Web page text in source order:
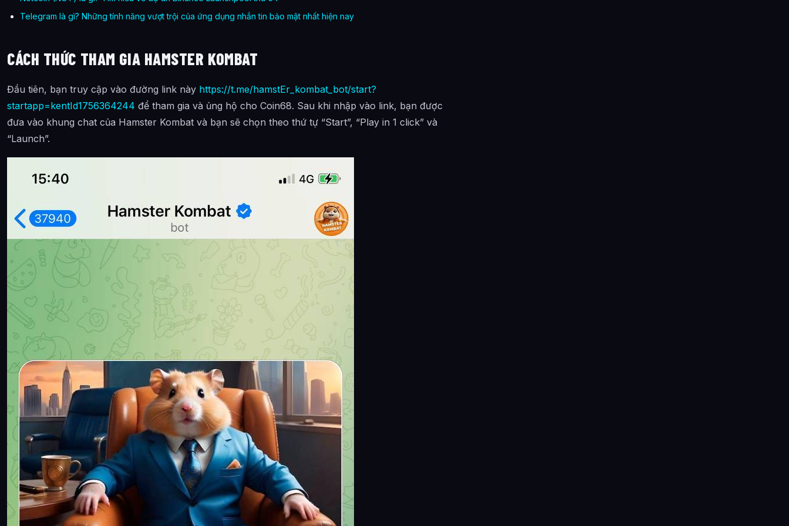
Telegram là gì? Những tính năng vượt trội của ứng dụng nhắn tin bảo mật nhất hiện nay
CÁCH THỨC THAM GIA HAMSTER KOMBAT
Đầu tiên, bạn truy cập vào đường link này https://t.me/hamstEr_kombat_bot/start?
startapp=kentId1756364244 để tham gia và ủng hộ cho Coin68. Sau khi nhập vào link, bạn được
đưa vào khung chat của Hamster Kombat và bạn sẽ chọn theo thứ tự “Start”, “Play in 1 click” và
“Launch”.